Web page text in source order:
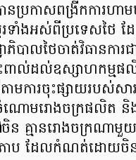
ប្រកាសពង្រីកការហាម
ាំងអស់ពីប្រទេសថៃ ដ
ាភិបាលថៃចាត់វិធានការ
ពាល់ដល់ឧស្សាហកម្មផ
ាមការចុះផ្សាយរបស់សា
ណោមរោងចក្រផលិត និ
គ្មានរោងចក្រណាមួ
ថិភាប ដែលកំណត់ដោយ